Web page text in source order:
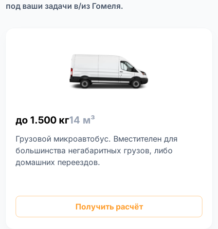
под ваши задачи в/из Гомеля.
до 1.500 кг14 м³
Грузовой микроавтобус. Вместителен для
большинства негабаритных грузов, либо
домашних переездов.
Получить расчёт